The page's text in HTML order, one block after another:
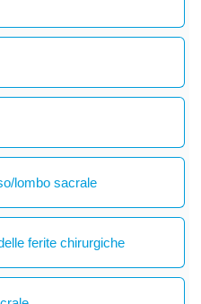
lombo sacrale
ferite chirurgiche